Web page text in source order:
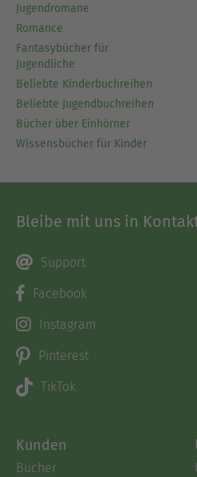
Jugendromane
Romance
Fantasybücher für
Jugendliche
Beliebte Kinderbuchreihen
Beliebte Jugendbuchreihen
Bücher über Einhörner
Wissensbücher für Kinder
Bleibe mit uns in
Support
Facebook
Instagram
Pinterest
TikTok
Kunden
Bücher